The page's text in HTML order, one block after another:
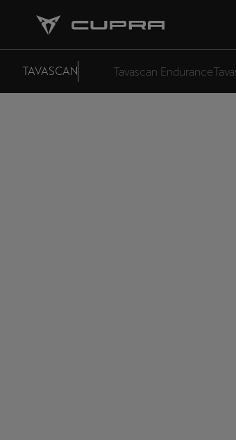
TAVASCAN Tavascan Endurance